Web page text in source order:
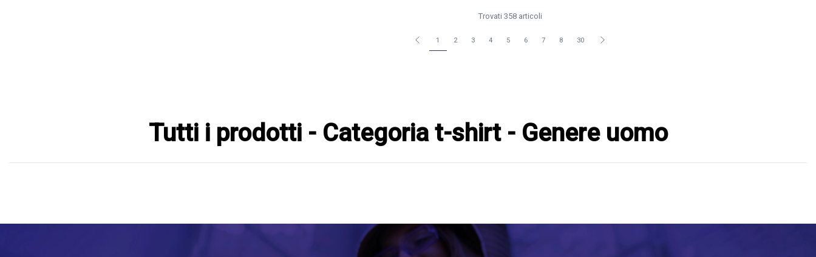
Trovati 358 articoli
1 2 3 4 5 6 7 8 30
Tutti i prodotti - Categoria t-shirt - Genere uomo